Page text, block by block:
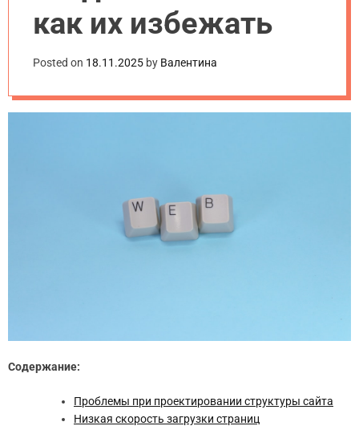
как их избежать
Posted on 18.11.2025 by Валентина
Содержание:
Проблемы при проектировании структуры сайта
Низкая скорость загрузки страниц